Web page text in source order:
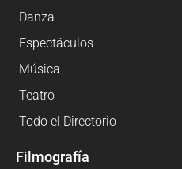
Danza
Espectáculos
Música
Teatro
Todo el Directorio
Filmografía